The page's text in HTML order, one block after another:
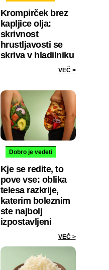
Krompirček brez
kapljice olja:
skrivnost
hrustljavosti se
skriva v hladilniku
VEČ >
Dobro je vedeti
Kje se redite, to
pove vse: oblika
telesa razkrije,
katerim boleznim
ste najbolj
izpostavljeni
VEČ >